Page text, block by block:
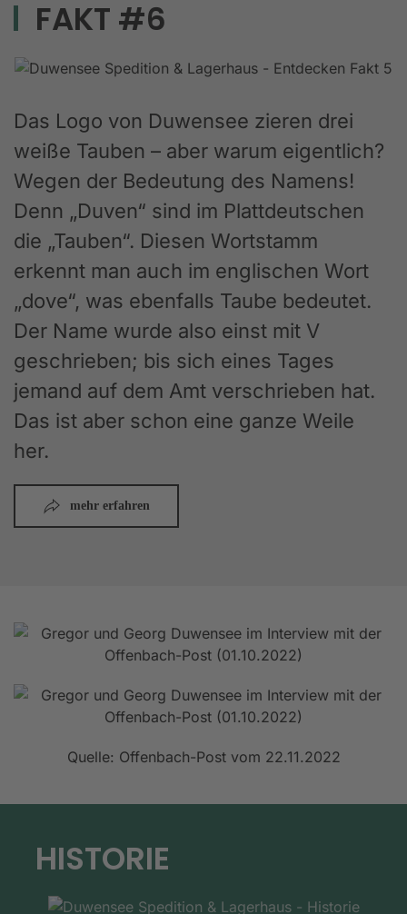
FAKT #6
Das Logo von Duwensee zieren drei
weiße Tauben – aber warum eigentlich?
Wegen der Bedeutung des Namens!
Denn „Duven“ sind im Plattdeutschen
die „Tauben“. Diesen Wortstamm
erkennt man auch im englischen Wort
„dove“, was ebenfalls Taube bedeutet.
Der Name wurde also einst mit V
geschrieben; bis sich eines Tages
jemand auf dem Amt verschrieben hat.
Das ist aber schon eine ganze Weile
her.
mehr erfahren
Quelle: Offenbach-Post vom 22.11.2022
HISTORIE